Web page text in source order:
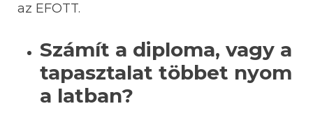
az EFOTT.
Számít a diploma, vagy a
tapasztalat többet nyom
a latban?